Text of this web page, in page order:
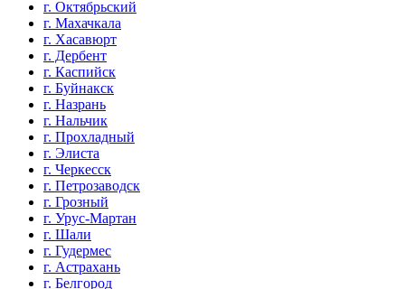
г. Октябрьский
г. Махачкала
г. Хасавюрт
г. Дербент
г. Каспийск
г. Буйнакск
г. Назрань
г. Нальчик
г. Прохладный
г. Элиста
г. Черкесск
г. Петрозаводск
г. Грозный
г. Урус-Мартан
г. Шали
г. Гудермес
г. Астрахань
г. Белгород